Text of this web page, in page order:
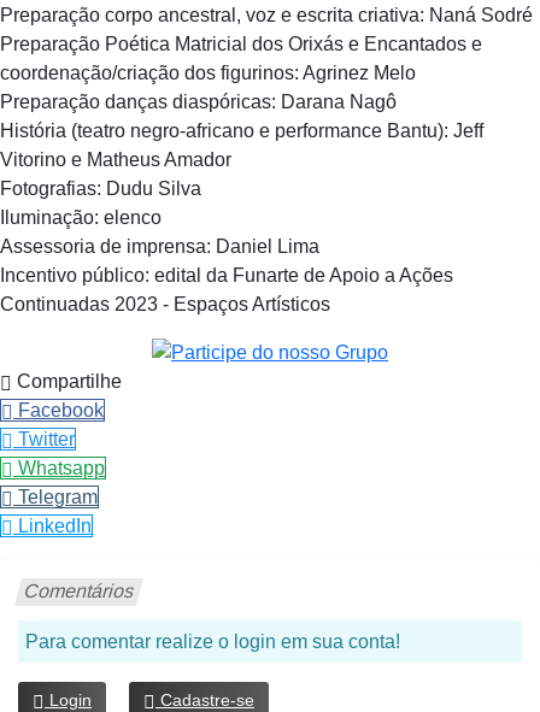
Preparação corpo ancestral, voz e escrita criativa: Naná Sodré
Preparação Poética Matricial dos Orixás e Encantados e
coordenação/criação dos figurinos: Agrinez Melo
Preparação danças diaspóricas: Darana Nagô
História (teatro negro-africano e performance Bantu): Jeff
Vitorino e Matheus Amador
Fotografias: Dudu Silva
Iluminação: elenco
Assessoria de imprensa: Daniel Lima
Incentivo público: edital da Funarte de Apoio a Ações
Continuadas 2023 - Espaços Artísticos
Compartilhe
Facebook
Twitter
Whatsapp
Telegram
LinkedIn
Comentários
Para comentar realize o login em sua conta!
Login Cadastre-se